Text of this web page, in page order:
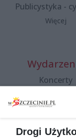
Publicystyka -
Więcej
Koncerty
Spacery i
targi
Drogi